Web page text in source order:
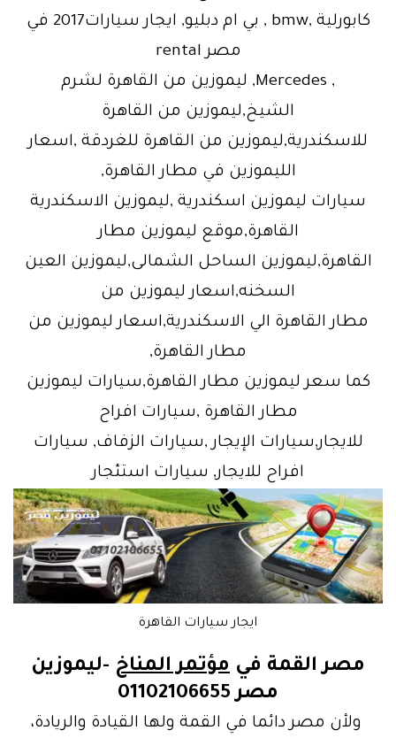
كابورلية ,bmw , بي ام دبليو, ايجار سيارات2017 في
مصر rental
, Mercedes, ليموزين من القاهرة لشرم
الشيخ,ليموزين من القاهرة
للاسكندرية,ليموزين من القاهرة للغردقة ,اسعار
الليموزين في مطار القاهرة,
سيارات ليموزين اسكندرية ,ليموزين الاسكندرية
القاهرة,موقع ليموزين مطار
القاهرة,ليموزين الساحل الشمالى,ليموزين العين
السخنه,اسعار ليموزين من
مطار القاهرة الي الاسكندرية,اسعار ليموزين من
مطار القاهرة,
كما سعر ليموزين مطار القاهرة,سيارات ليموزين
مطار القاهرة ,سيارات افراح
للايجار,سيارات الإيجار ,سيارات الزفاف, سيارات
افراح للايجار, سيارات استئجار
ايجار سيارات القاهرة
مصر القمة في مؤتمر المناخ -ليموزين
مصر 01102106655
ولأن مصر دائما في القمة ولها القيادة والريادة،